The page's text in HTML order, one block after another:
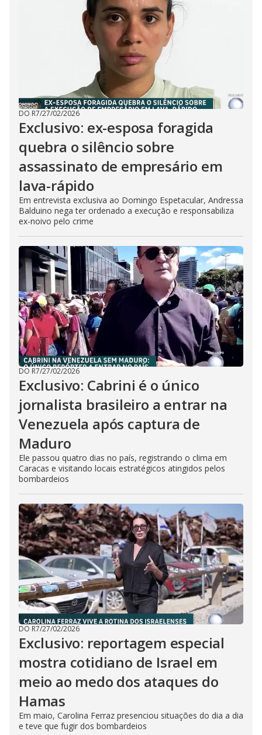
DO R7/27/02/2026
Exclusivo: ex-esposa foragida
quebra o silêncio sobre
assassinato de empresário em
lava-rápido
Em entrevista exclusiva ao Domingo Espetacular, Andressa
Balduino nega ter ordenado a execução e responsabiliza
ex-noivo pelo crime
DO R7/27/02/2026
Exclusivo: Cabrini é o único
jornalista brasileiro a entrar na
Venezuela após captura de
Maduro
Ele passou quatro dias no país, registrando o clima em
Caracas e visitando locais estratégicos atingidos pelos
bombardeios
DO R7/27/02/2026
Exclusivo: reportagem especial
mostra cotidiano de Israel em
meio ao medo dos ataques do
Hamas
Em maio, Carolina Ferraz presenciou situações do dia a dia
e teve que fugir dos bombardeios